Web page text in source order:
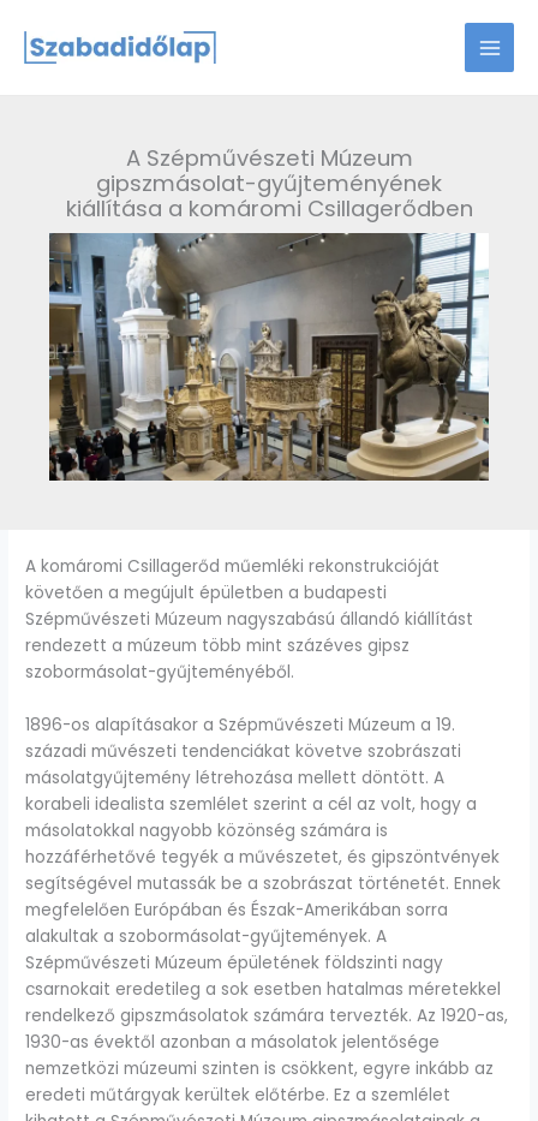
content
A Szépművészeti Múzeum
gipszmásolat-gyűjteményének
kiállítása a komáromi Csillagerődben
A komáromi Csillagerőd műemléki rekonstrukcióját
követően a megújult épületben a budapesti
Szépművészeti Múzeum nagyszabású állandó kiállítást
rendezett a múzeum több mint százéves gipsz
szobormásolat-gyűjteményéből.
1896-os alapításakor a Szépművészeti Múzeum a 19.
századi művészeti tendenciákat követve szobrászati
másolatgyűjtemény létrehozása mellett döntött. A
korabeli idealista szemlélet szerint a cél az volt, hogy a
másolatokkal nagyobb közönség számára is
hozzáférhetővé tegyék a művészetet, és gipszöntvények
segítségével mutassák be a szobrászat történetét. Ennek
megfelelően Európában és Észak-Amerikában sorra
alakultak a szobormásolat-gyűjtemények. A
Szépművészeti Múzeum épületének földszinti nagy
csarnokait eredetileg a sok esetben hatalmas méretekkel
rendelkező gipszmásolatok számára tervezték. Az 1920-as,
1930-as évektől azonban a másolatok jelentősége
nemzetközi múzeumi szinten is csökkent, egyre inkább az
eredeti műtárgyak kerültek előtérbe. Ez a szemlélet